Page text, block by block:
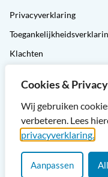
Cookies & Privacy
Wij gebruiken
verbeteren. Lees
privacyverklaring.
Aanpassen
Privacyverklaring
Klachten
Sitemap